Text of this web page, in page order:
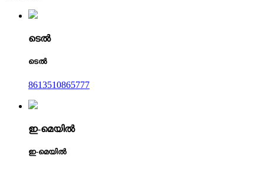
ടെൽ
ടെൽ
8613510865777
ഇ-മെയിൽ
ഇ-മെയിൽ